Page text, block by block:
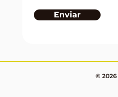
Enviar
© 2026